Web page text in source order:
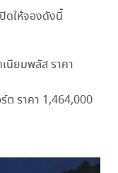
ดให้จองดังนี้
เนียมพลัส ราคา
ต ราคา 1,464,000